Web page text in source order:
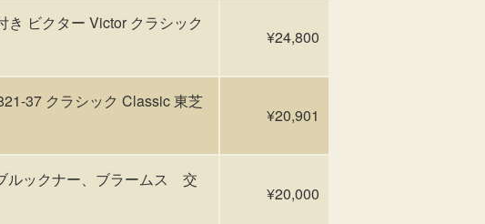
ビクター Victor クラシック
¥24,800
37 クラシック Classic 東芝
¥20,901
ルックナー、ブラームス 交
¥20,000